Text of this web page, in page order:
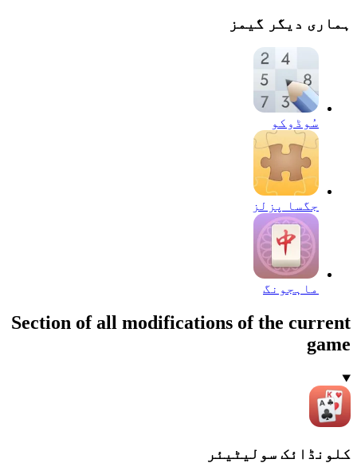
ہماری دیگر گیمز
سُوڈوکو
جگسا پزلز
ماہجونگ
Section of all modifications of the current
game
کلونڈائک سولیٹیئر